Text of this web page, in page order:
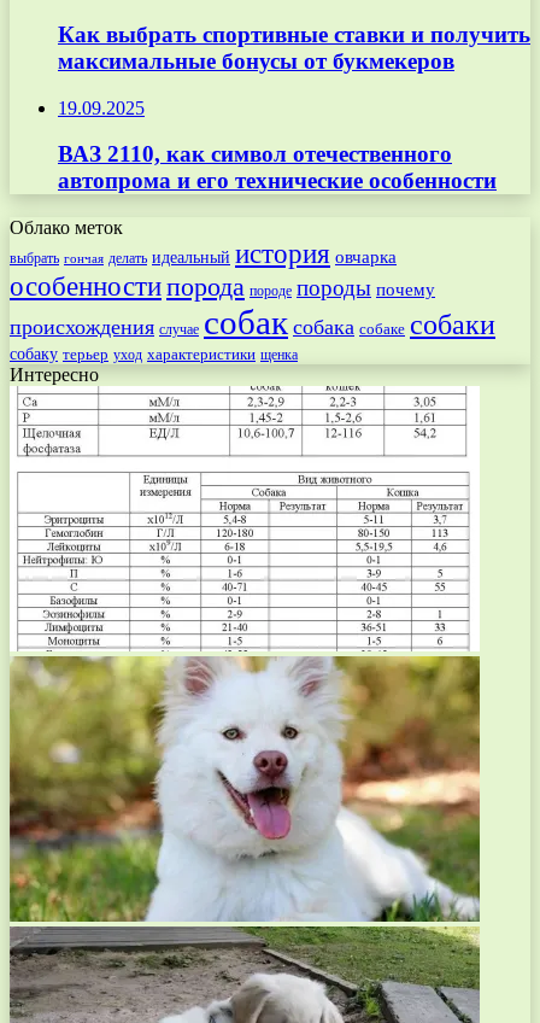
Как выбрать спортивные ставки и получить
максимальные бонусы от букмекеров
19.09.2025
ВАЗ 2110, как символ отечественного
автопрома и его технические особенности
Облако меток
выбрать гончая делать идеальный история овчарка
особенностипорода породе породы почему
происхождения случае собак собака собаке собаки
собаку терьер уход характеристики щенка
Интересно